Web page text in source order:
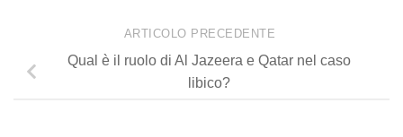
ARTICOLO PRECEDENTE
Qual è il ruolo di Al Jazeera e Qatar nel caso
libico?